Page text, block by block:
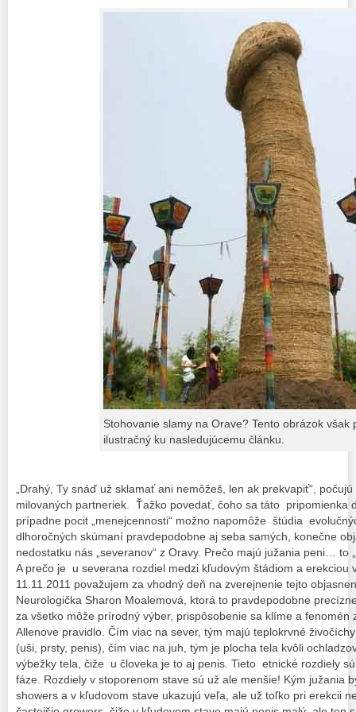
Stohovanie slamy na Orave? Tento obrázok však
ilustračný ku nasledujúcemu článku.
„Drahý, Ty snáď už sklamať ani nemôžeš, len ak prekvapiť“,
milovaných partneriek. Ťažko povedať, čoho sa táto pripomienka
prípadne pocit „menejcennosti“ možno napomôže štúdia
dlhoročných skúmaní pravdepodobne aj seba samých, konečne
nedostatku nás „severanov“ z Oravy. Prečo majú južania peni… to
A prečo je u severana rozdiel medzi kľudovým štádiom a erekciou
11.11.2011 považujem za vhodný deň na zverejnenie tejto
Neurologička Sharon Moalemová, ktorá to pravdepodobne
za všetko môže prírodný výber, prispôsobenie sa klíme a fenomén
Allenove pravidlo. Čím viac na sever, tým majú teplokrvné
(uši, prsty, penis), čím viac na juh, tým je plocha tela kvôli
výbežky tela, čiže u človeka je to aj penis. Tieto etnické rozdiely
fáze. Rozdiely v stoporenom stave sú už ale menšie! Kým južania
showers a v kľudovom stave ukazujú veľa, ale už toľko pri erekcii